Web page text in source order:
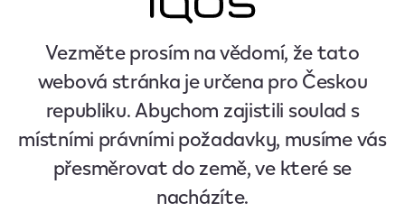
Vezměte prosím na vědomí, že tato
webová stránka je určena pro Českou
republiku. Abychom zajistili soulad s
místními právními požadavky, musíme vás
přesměrovat do země, ve které se
nacházíte.